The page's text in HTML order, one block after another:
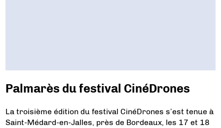
Palmarès du festival CinéDrones
La troisième édition du festival CinéDrones s’est tenue à
Saint-Médard-en-Jalles, près de Bordeaux, les 17 et 18